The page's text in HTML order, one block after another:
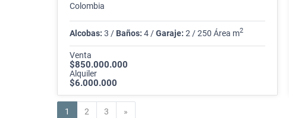
Colombia
Alcobas: 3 / Baños: 4 /Garaje: 2 / 250 Área m2
Venta
$850.000.000
Alquiler
$6.000.000
1 2 3 »